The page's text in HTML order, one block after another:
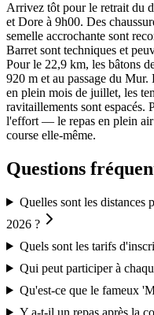
Arrivez tôt pour le retrait du
et Dore à 9h00. Des
semelle accrochante sont
Barret sont techniques et
Pour le 22,9 km, les bâtons
920 m et au passage du
en plein mois de juillet, les
ravitaillements sont espacés.
l'effort — le repas en plein air
course elle-même.
Questions
Quelles sont les distances
2026 ?
Quels sont les tarifs
Qui peut participer à
Qu'est-ce que le fameux
Y a-t-il un repas après la